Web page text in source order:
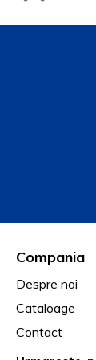
Compania
Despre noi
Cataloage
Contact